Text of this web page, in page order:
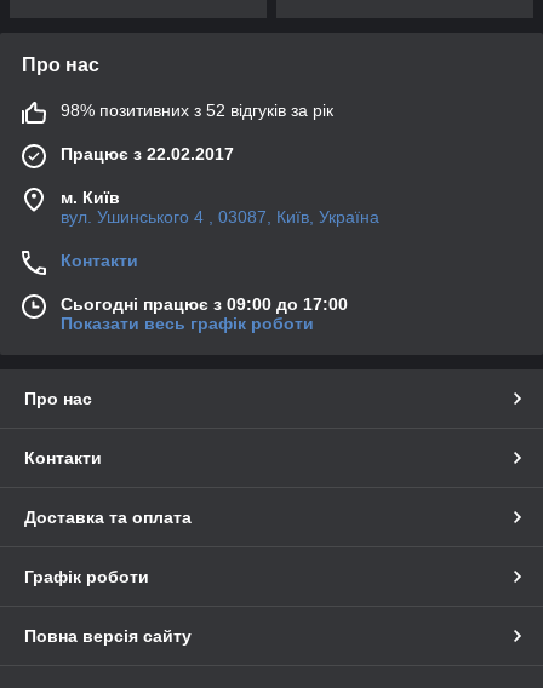
Про нас
98% позитивних з 52 відгуків за рік
Працює з 22.02.2017
м. Київ
вул. Ушинського 4 , 03087, Київ, Україна
Контакти
Сьогодні працює з 09:00 до 17:00
Показати весь графік роботи
Про нас
Контакти
Доставка та оплата
Графік роботи
Повна версія сайту